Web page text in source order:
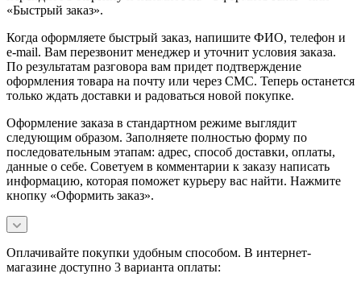
«Быстрый заказ».
Когда оформляете быстрый заказ, напишите ФИО, телефон и
e-mail. Вам перезвонит менеджер и уточнит условия заказа.
По результатам разговора вам придет подтверждение
оформления товара на почту или через СМС. Теперь останется
только ждать доставки и радоваться новой покупке.
Оформление заказа в стандартном режиме выглядит
следующим образом. Заполняете полностью форму по
последовательным этапам: адрес, способ доставки, оплаты,
данные о себе. Советуем в комментарии к заказу написать
информацию, которая поможет курьеру вас найти. Нажмите
кнопку «Оформить заказ».
Оплачивайте покупки удобным способом. В интернет-
магазине доступно 3 варианта оплаты: